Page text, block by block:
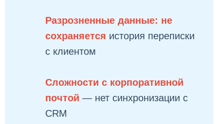
Разрозненные данные: не
сохраняется история переписки
с клиентом
Сложности с корпоративной
почтой — нет синхронизации с
CRM